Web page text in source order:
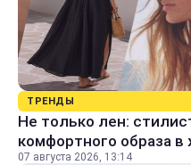
ТРЕНДЫ
Не только лен:
комфортного образа в
07 августа 2026, 13:14